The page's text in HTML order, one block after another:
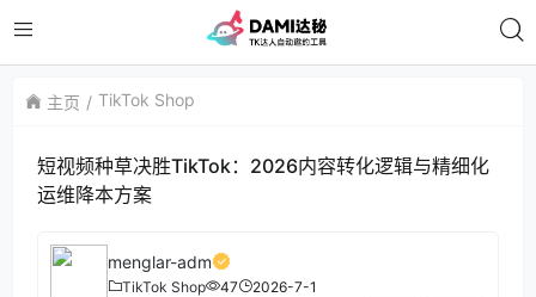
主页 TikTok Shop
短视频种草决胜TikTok：2026内容转化逻辑与精细化
运维降本方案
menglar-adm
TikTok Shop 47 2026-7-1